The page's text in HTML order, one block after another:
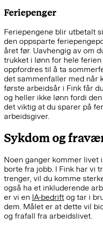
Feriepenger
Feriepengene blir utbetalt
den oppsparte
året før. Uavhengig av om
trukket i lønn for hele
oppfordres til å ta
det sammenfaller med når
første arbeidsår i Fink får
og heller ikke lønn fordi
det viktig at du sparer på
arbeidsgiver.
Sykdom og
Noen ganger kommer livet
borte fra jobb. I Fink har vi
trenger, vil du komme
også ha et inkluderende
er vi en IA-bedrift og tar i
dem. Målet er at dette vil
og frafall fra arbeidslivet.